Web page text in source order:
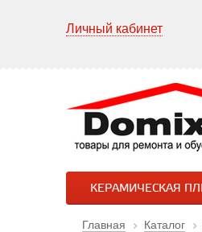
Личный кабинет
КЕРАМИЧЕСКАЯ
Главная Каталог